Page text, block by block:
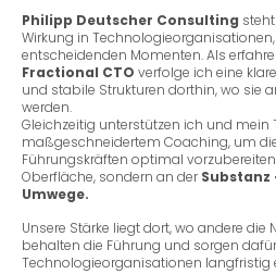
Philipp Deutscher Consulting
Wirkung in
entscheidenden Momenten. Als
Fractional CTO verfolge ich eine
und stabile Strukturen dorthin, wo sie
werden.
Gleichzeitig unterstützen ich und mein
maßgeschneidertem Coaching, um
Führungskräften optimal
Oberfläche, sondern an derSubstanz
Umwege.
Unsere Stärke liegt dort, wo andere die
behalten die Führung und sorgen
Technologieorganisationen langfristig